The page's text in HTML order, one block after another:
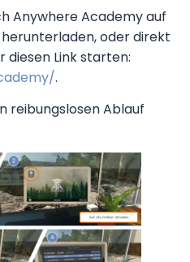
Anywhere Academy auf
oder direkt
diesen Link starten:
.
reibungslosen Ablauf